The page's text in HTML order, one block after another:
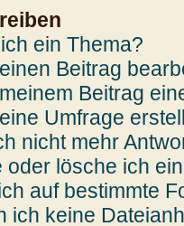
ein Thema?
Beitrag
Beitrag
Umfrage
nicht mehr
oder lösche ich
auf bestimmte
ich keine